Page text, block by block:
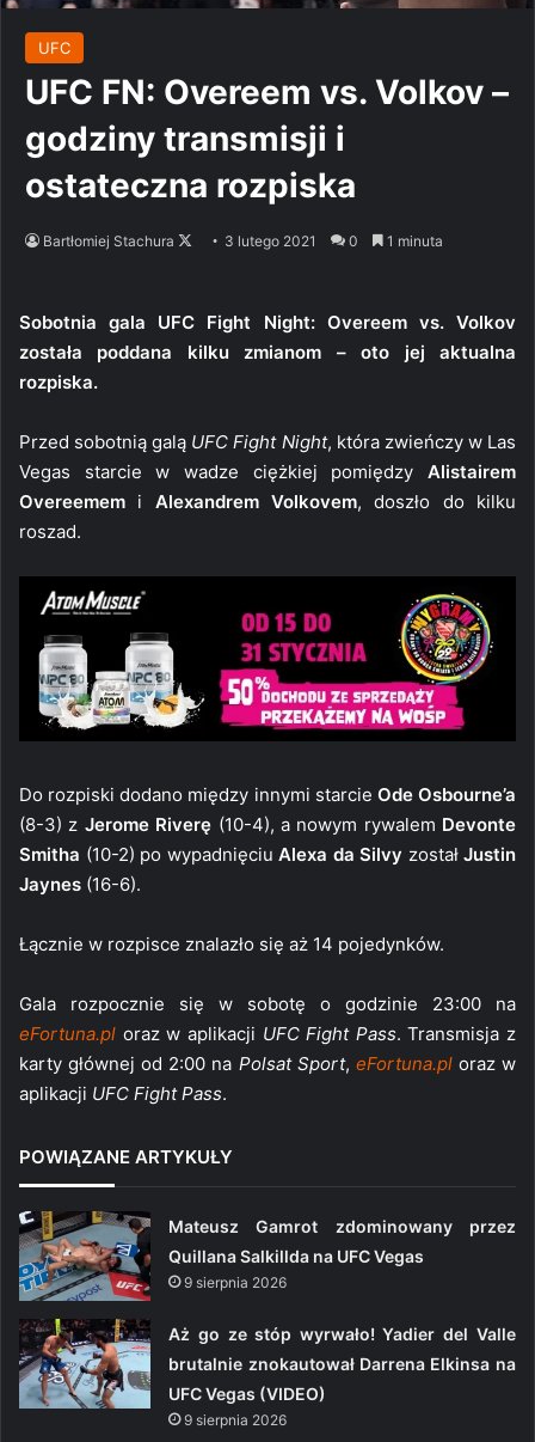
UFC
UFC FN: Overeem vs. Volkov –
godziny transmisji i
ostateczna rozpiska
Bartłomiej Stachura
Follow3 lutego 2021 0 1 minuta
Sobotnia gala UFC Fight Night: Overeem vs. Volkov
została poddana kilku zmianom – oto jej aktualna
rozpiska.
Przed sobotnią galą UFC Fight Night, która zwieńczy w Las
Vegas starcie w wadze ciężkiej pomiędzy Alistairem
Overeemem i Alexandrem Volkovem, doszło do kilku
roszad.
Do rozpiski dodano między innymi starcie Ode Osbourne’a
(8-3) z Jerome Riverę (10-4), a nowym rywalem Devonte
Smitha (10-2) po wypadnięciu Alexa da Silvy został Justin
Jaynes (16-6).
Łącznie w rozpisce znalazło się aż 14 pojedynków.
Gala rozpocznie się w sobotę o godzinie 23:00 na
eFortuna.pl oraz w aplikacji UFC Fight Pass. Transmisja z
karty głównej od 2:00 na Polsat Sport, eFortuna.ploraz w
aplikacji UFC Fight Pass.
POWIĄZANE ARTYKUŁY
Mateusz Gamrot zdominowany przez
Quillana Salkillda na UFC Vegas
9 sierpnia 2026
Aż go ze stóp wyrwało! Yadier del Valle
brutalnie znokautował Darrena Elkinsa na
UFC Vegas (VIDEO)
9 sierpnia 2026